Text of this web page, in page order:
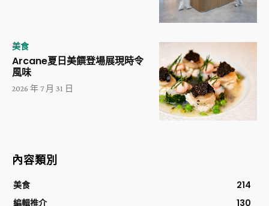
美食
Arcane夏日美饌登場展現時令
風味
2026 年 7 月 31 日
內容類別
美食
214
編輯推介
130